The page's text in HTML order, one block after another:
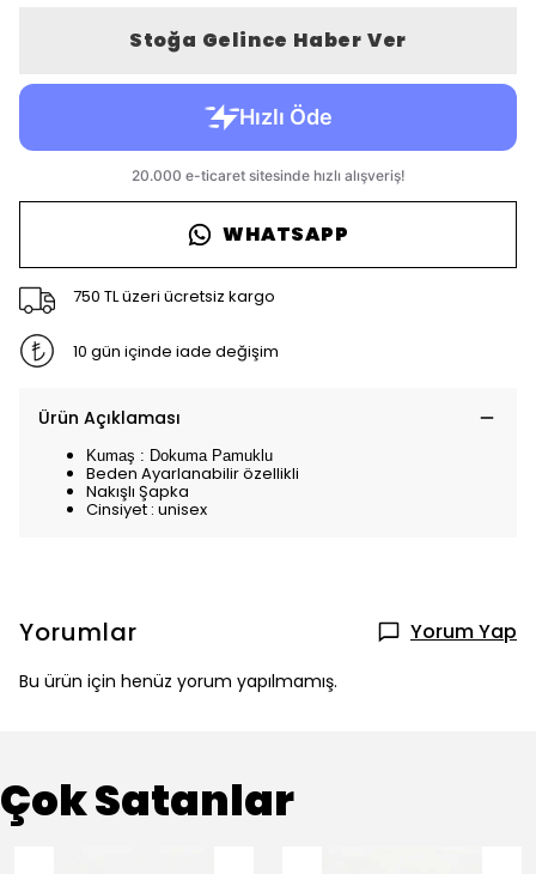
Stoğa Gelince Haber Ver
WHATSAPP
750 TL üzeri ücretsiz kargo
10 gün içinde iade değişim
Ürün Açıklaması
Kumaş : Dokuma Pamuklu
Beden Ayarlanabilir özellikli
Nakışlı Şapka
Cinsiyet : unisex
Yorumlar Yorum Yap
Bu ürün için henüz yorum yapılmamış.
Çok Satanlar